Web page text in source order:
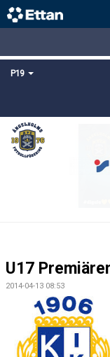
P19
HEM
NYHETER
KONTAKT
TEORI
U17
2014-04-13 08:53